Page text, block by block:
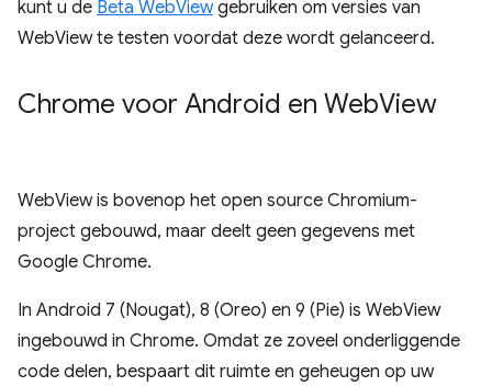
kunt u de Beta WebViewgebruiken om versies van
WebView te testen voordat deze wordt gelanceerd.
Chrome voor Android en WebView
WebView is bovenop het open source Chromium-
project gebouwd, maar deelt geen gegevens met
Google Chrome.
In Android 7 (Nougat), 8 (Oreo) en 9 (Pie) is WebView
ingebouwd in Chrome. Omdat ze zoveel onderliggende
code delen, bespaart dit ruimte en geheugen op uw